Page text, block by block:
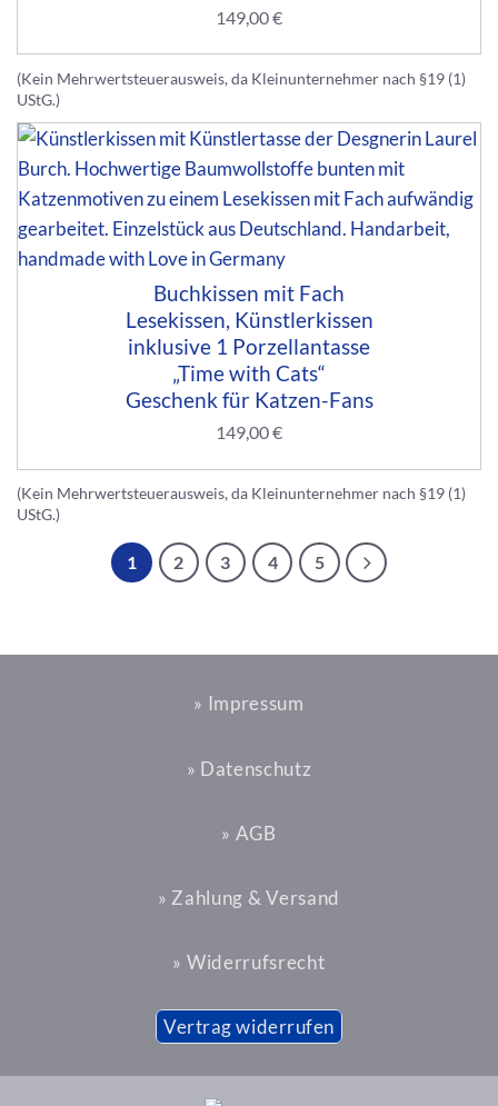
149,00€
(Kein Mehrwertsteuerausweis, da Kleinunternehmer nach §19 (1)
UStG.)
Buchkissen mit Fach
Lesekissen, Künstlerkissen
inklusive 1 Porzellantasse
„Time with Cats“
Geschenk für Katzen-Fans
149,00€
(Kein Mehrwertsteuerausweis, da Kleinunternehmer nach §19 (1)
UStG.)
1 2 3 4 5
» Impressum
» Datenschutz
» AGB
» Zahlung & Versand
» Widerrufsrecht
Vertrag widerrufen